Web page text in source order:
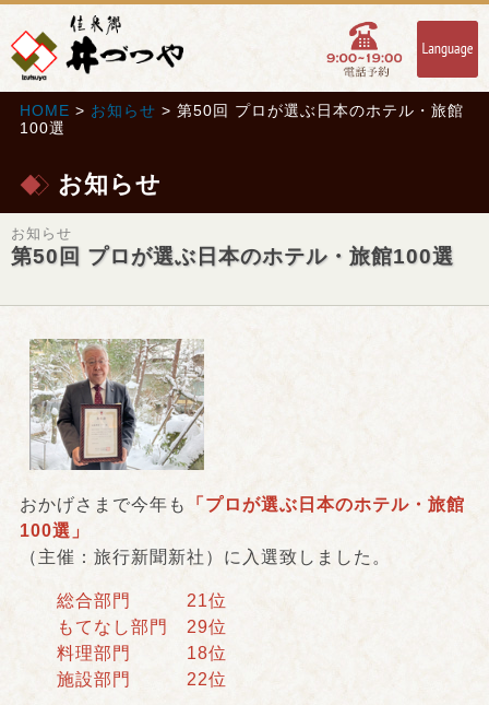
HOME > お知らせ > 第50回 プロが選ぶ日本のホテル・旅館
100選
お知らせ
お知らせ
第50回 プロが選ぶ日本のホテル・旅館100選
おかげさまで今年も
「プロが選ぶ日本のホテル・旅館
100選」
（主催：旅行新聞新社）に入選致しました。
総合部門 21位
もてなし部門 29位
料理部門 18位
施設部門 22位